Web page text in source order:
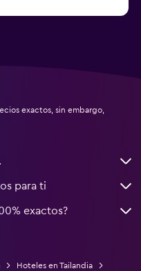
exactos, sin embargo,
para ti
exactos?
Hoteles en Tailandia